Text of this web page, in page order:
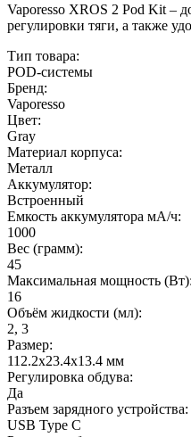
Vaporesso XROS 2 Pod Kit –
регулировки тяги, а также
Тип товара:
POD-системы
Бренд:
Vaporesso
Цвет:
Gray
Материал корпуса:
Металл
Аккумулятор:
Встроенный
Емкость аккумулятора мА/ч:
1000
Вес (грамм):
45
Максимальная мощность (Вт):
16
Объём жидкости (мл):
2, 3
Размер:
112.2х23.4х13.4 мм
Регулировка обдува:
Да
Разъем зарядного устройства:
USB Type C